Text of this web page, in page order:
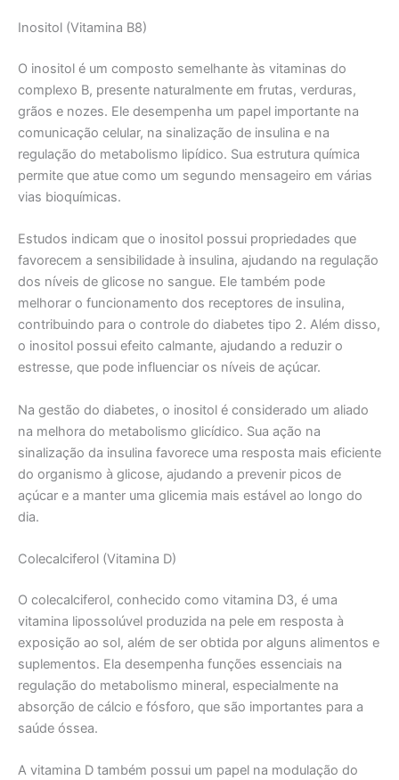
Inositol (Vitamina B8)
O inositol é um composto semelhante às vitaminas do
complexo B, presente naturalmente em frutas, verduras,
grãos e nozes. Ele desempenha um papel importante na
comunicação celular, na sinalização de insulina e na
regulação do metabolismo lipídico. Sua estrutura química
permite que atue como um segundo mensageiro em várias
vias bioquímicas.
Estudos indicam que o inositol possui propriedades que
favorecem a sensibilidade à insulina, ajudando na regulação
dos níveis de glicose no sangue. Ele também pode
melhorar o funcionamento dos receptores de insulina,
contribuindo para o controle do diabetes tipo 2. Além disso,
o inositol possui efeito calmante, ajudando a reduzir o
estresse, que pode influenciar os níveis de açúcar.
Na gestão do diabetes, o inositol é considerado um aliado
na melhora do metabolismo glicídico. Sua ação na
sinalização da insulina favorece uma resposta mais eficiente
do organismo à glicose, ajudando a prevenir picos de
açúcar e a manter uma glicemia mais estável ao longo do
dia.
Colecalciferol (Vitamina D)
O colecalciferol, conhecido como vitamina D3, é uma
vitamina lipossolúvel produzida na pele em resposta à
exposição ao sol, além de ser obtida por alguns alimentos e
suplementos. Ela desempenha funções essenciais na
regulação do metabolismo mineral, especialmente na
absorção de cálcio e fósforo, que são importantes para a
saúde óssea.
A vitamina D também possui um papel na modulação do